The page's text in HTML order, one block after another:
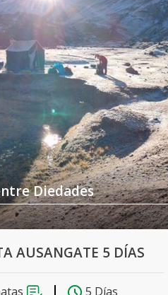
Diedades
AUSANGATE 5 DÍAS
5 Días